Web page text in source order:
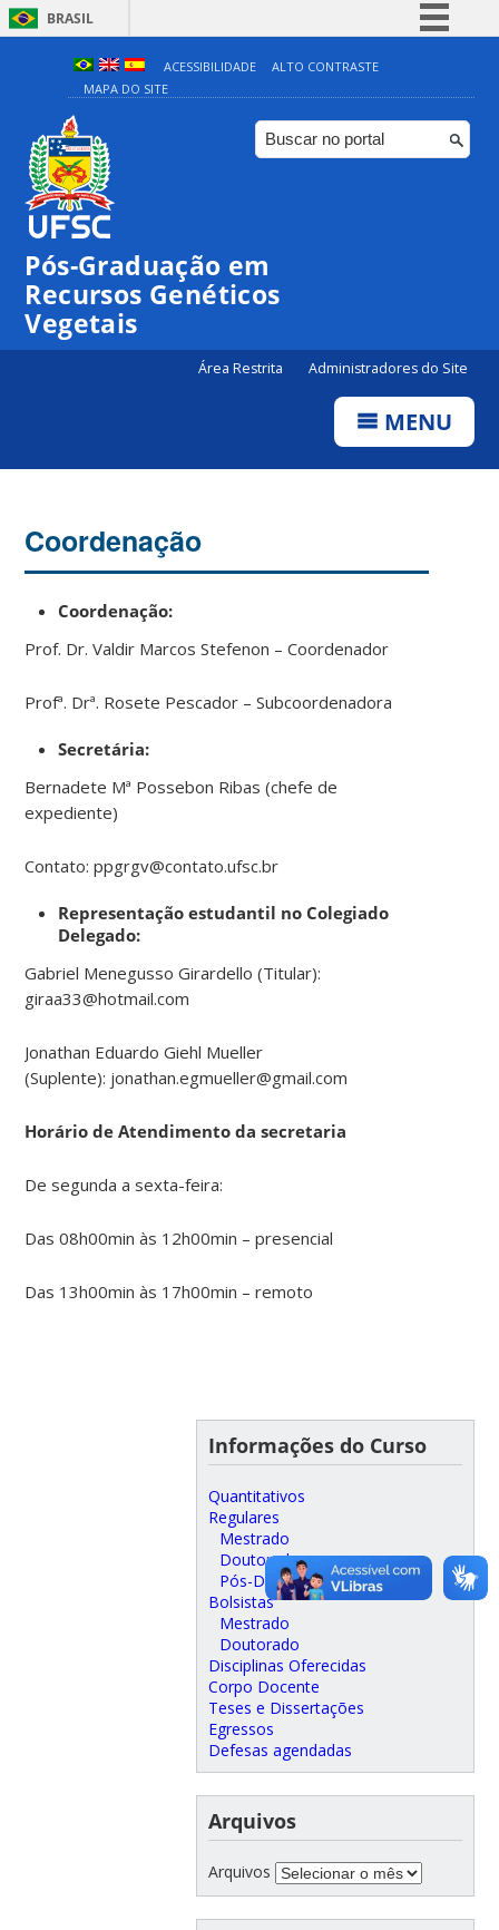
BRASIL
Simplifique!
Comunica BR
Participe
ACESSIBILIDADE
ALTO CONTRASTE
MAPA DO SITE
Pós-Graduação em
Recursos Genéticos
Vegetais
Área Restrita Administradores do Site
MENU
Coordenação
Coordenação:
Prof. Dr. Valdir Marcos Stefenon – Coordenador
Profª. Drª. Rosete Pescador – Subcoordenadora
Secretária:
Bernadete Mª Possebon Ribas (chefe de
expediente)
Contato: ppgrgv@contato.ufsc.br
Representação estudantil no Colegiado
Delegado:
Gabriel Menegusso Girardello (Titular):
giraa33@hotmail.com
Jonathan Eduardo Giehl Mueller
(Suplente): jonathan.egmueller@gmail.com
Horário de Atendimento da secretaria
De segunda a sexta-feira:
Das 08h00min às 12h00min – presencial
Das 13h00min às 17h00min – remoto
Informações do Curso
Quantitativos
Regulares
Mestrado
Doutorado
Pós-Doutorado
Bolsistas
Mestrado
Doutorado
Disciplinas Oferecidas
Corpo Docente
Teses e Dissertações
Egressos
Defesas agendadas
Arquivos
Arquivos